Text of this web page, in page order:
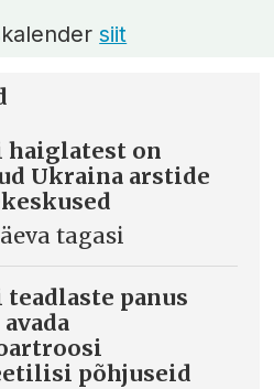
siit
haiglatest on
Ukraina arstide
tagasi
teadlaste panus
põhjuseid